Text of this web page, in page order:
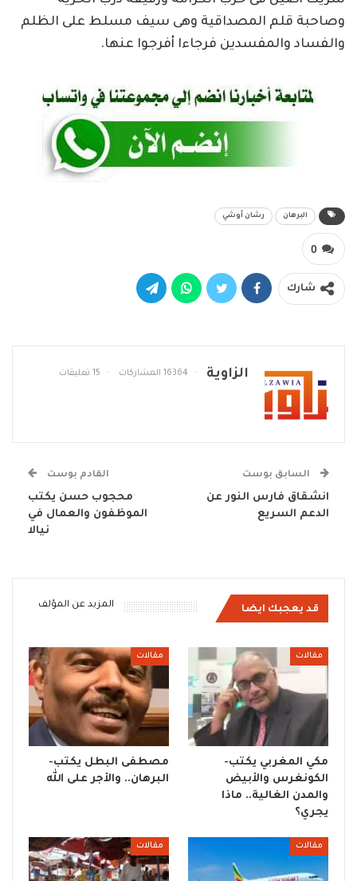
وصاحبة قلم المصداقية وهى سيف مسلط على الظلم
والفساد والمفسدين فرجاءا أفرجوا عنها.
البرهان رشان أوشي
0
شارك
الزاوية 16364 المشاركات 15 تعليقات
السابق بوست
انشقاق فارس النور عن
الدعم السريع
القادم بوست
محجوب حسن يكتب
الموظفون والعمال في
نيالا
قد يعجبك ايضا المزيد عن المؤلف
مقالات
مكي المغربي يكتب-
الكونغرس والأبيض
والمدن الغالية.. ماذا
يجري؟
مقالات
مصطفى البطل يكتب-
البرهان.. والأجر على الله
مقالات مقالات